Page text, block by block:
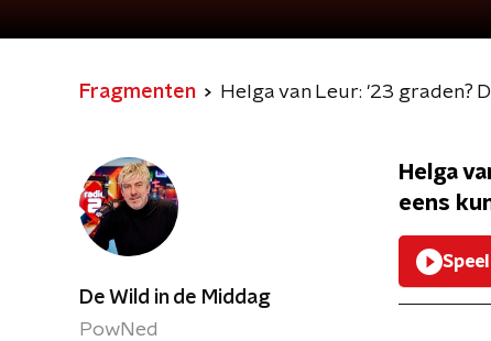
Fragmenten Helga van Leur: '23 graden?
De Wild in de Middag
PowNed
Helga
eens